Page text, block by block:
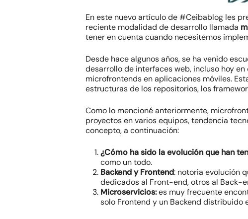
En este nuevo artículo de #Ceibablog les
reciente modalidad de desarrollo llamada
tener en cuenta cuando necesitemos
Desde hace algunos años, se ha venido
desarrollo de interfaces web, incluso hoy
microfrontends en aplicaciones móviles.
estructuras de los repositorios, los
Como lo mencioné anteriormente,
proyectos en varios equipos, tendencia
concepto, a continuación:
¿Cómo ha sido la evolución que han
como un todo.
Backend y Frontend: notoria evolución
dedicados al Front-end, otros al Back-
Microservicios:es muy frecuente
solo Frontend y un Backend distribuido